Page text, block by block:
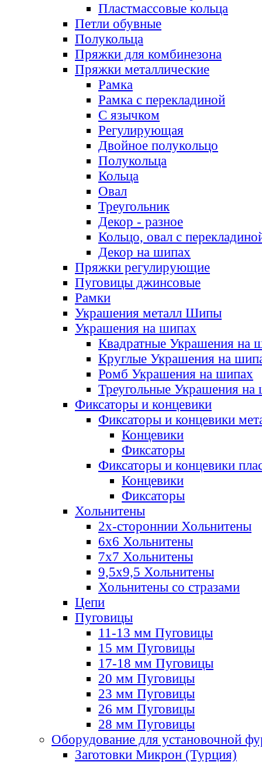
Пластмассовые кольца
Петли обувные
Полукольца
Пряжки для комбинезона
Пряжки металлические
Рамка
Рамка с перекладиной
С язычком
Регулирующая
Двойное полукольцо
Полукольца
Кольца
Овал
Треугольник
Декор - разное
Кольцо, овал с
Декор на шипах
Пряжки регулирующие
Пуговицы джинсовые
Рамки
Украшения металл Шипы
Украшения на шипах
Квадратные Украшения на
Круглые Украшения на
Ромб Украшения на шипах
Треугольные Украшения на
Фиксаторы и концевики
Фиксаторы и концевики
Концевики
Фиксаторы
Фиксаторы и концевики
Концевики
Фиксаторы
Хольнитены
2х-стороннии Хольнитены
6х6 Хольнитены
7х7 Хольнитены
9,5х9,5 Хольнитены
Хольнитены со стразами
Цепи
Пуговицы
11-13 мм Пуговицы
15 мм Пуговицы
17-18 мм Пуговицы
20 мм Пуговицы
23 мм Пуговицы
26 мм Пуговицы
28 мм Пуговицы
Оборудование для установочной
Заготовки Микрон (Турция)